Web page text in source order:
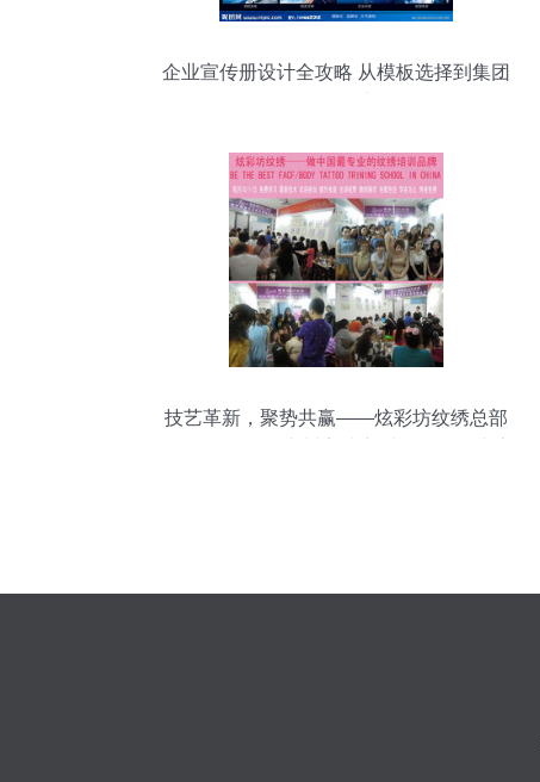
企业宣传册设计全攻略 从模板选择到集团
技艺革新，聚势共赢——炫彩坊纹绣总部